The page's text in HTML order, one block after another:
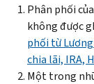
Phân phối
không được
phối từ
chia lãi, IRA,
Một trong